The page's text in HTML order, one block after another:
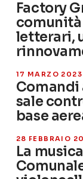
Factory
letterari,
17 MARZO 2023
Comandi
sale
base
28 FEBBRAIO
La